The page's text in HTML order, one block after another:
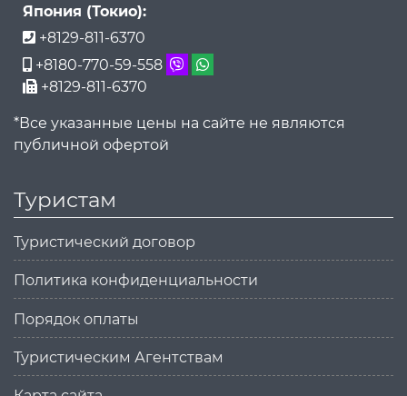
Япония (Токио):
+8129-811-6370
+8180-770-59-558
+8129-811-6370
*Все указанные цены на сайте не являются
публичной офертой
Туристам
Туристический договор
Политика конфиденциальности
Порядок оплаты
Туристическим Агентствам